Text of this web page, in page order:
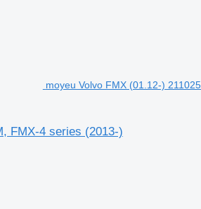
moyeu Volvo FMX (01.12-)
FMX-4 series (2013-)